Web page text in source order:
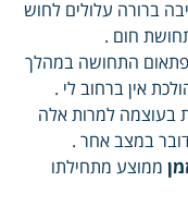
ברורה עלולים לחוש
חום .
פתאום התחושה במהלך
אין ברחוב לי .
בעוצמה למרות אלה
במצב אחר .
ממוצע מתחילתו